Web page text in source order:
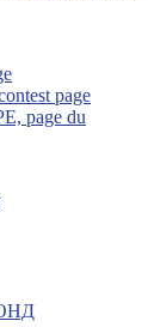
page
page du